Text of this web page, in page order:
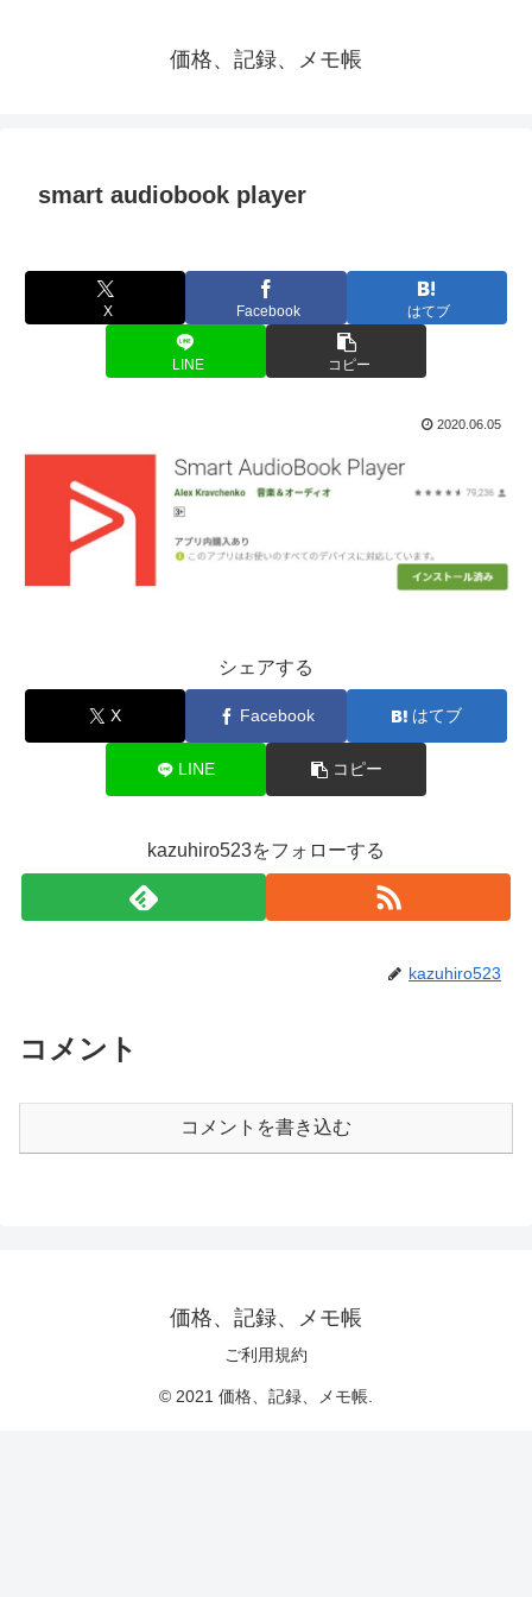
価格、記録、メモ帳
smart audiobook player
X Facebook はてブ
LINE コピー
2020.06.05
シェアする
X Facebook はてブ
LINE コピー
kazuhiro523をフォローする
kazuhiro523
コメント
コメントを書き込む
価格、記録、メモ帳
ご利用規約
© 2021 価格、記録、メモ帳.